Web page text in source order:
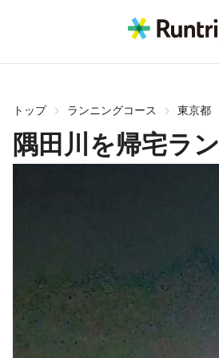
トップ ランニングコース 東京都
隅田川を帰宅ラン